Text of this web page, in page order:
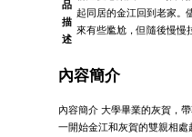
品
描
述
起同居的金江回到老家。
來有些尷尬，但隨後慢慢
內容簡介
內容簡介 大學畢業的灰賀，
一開始金江和灰賀的雙親相